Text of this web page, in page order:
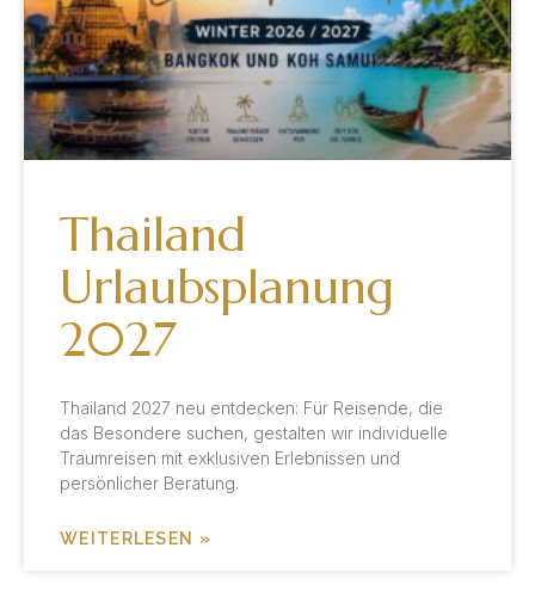
Thailand
Urlaubsplanung
2027
Thailand 2027 neu entdecken: Für Reisende, die
das Besondere suchen, gestalten wir individuelle
Traumreisen mit exklusiven Erlebnissen und
persönlicher Beratung.
WEITERLESEN »